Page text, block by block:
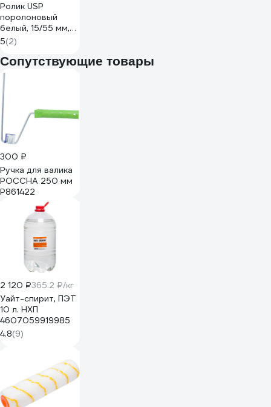
Ролик USP
поролоновый
белый, 15/55 мм,
высота 20 мм, 180
мм 02815
5(2)
Сопутствующие товары
300 ₽
Ручка для валика
РОССНА 250 мм
Р861422
2 120 ₽365.2 ₽/кг
Уайт-спирит, ПЭТ
10 л. НХП
4607059919985
4.8(9)